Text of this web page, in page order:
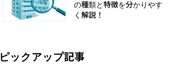
の種類と特徴を分かりやす
く解説！
ピックアップ記事